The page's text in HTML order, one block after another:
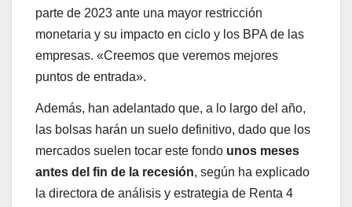
parte de 2023 ante una mayor restricción
monetaria y su impacto en ciclo y los BPA de las
empresas. «Creemos que veremos mejores
puntos de entrada».
Además, han adelantado que, a lo largo del año,
las bolsas harán un suelo definitivo, dado que los
mercados suelen tocar este fondo unos meses
antes del fin de la recesión, según ha explicado
la directora de análisis y estrategia de Renta 4